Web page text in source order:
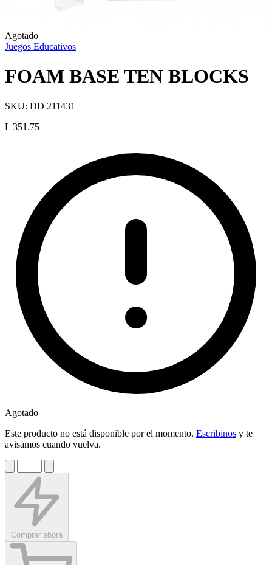
Agotado
Juegos Educativos
FOAM BASE TEN BLOCKS
SKU: DD 211431
L 351.75
Agotado
Este producto no está disponible por el momento. Escribinos y te
avisamos cuando vuelva.
Comprar ahora